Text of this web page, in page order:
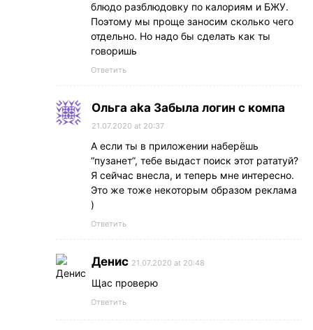
блюдо разблюдовку по калориям и БЖУ.
Поэтому мы проще заносим сколько чего
отдельно. Но надо бы сделать как ты
говоришь
Ответить
Ольга aka Забыла логин с компа
21.07.2020 at 20:37
А если ты в приложении наберёшь
“пузанет”, тебе выдаст поиск этот рататуй?
Я сейчас внесла, и теперь мне интересно.
Это же тоже некоторым образом реклама
)
Ответить
Денис 21.07.2020 at 20:48
Щас проверю
Ответить